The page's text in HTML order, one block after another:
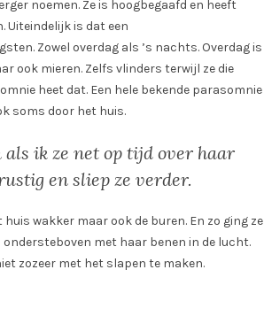
noemen. Ze is hoogbegaafd en heeft
Uiteindelijk is dat een
Zowel overdag als ’s nachts. Overdag is
ook mieren. Zelfs vlinders terwijl ze die
heet dat. Een hele bekende parasomnie
soms door het huis.
ik ze net op tijd over haar
en sliep ze verder.
wakker maar ook de buren. En zo ging ze
met haar benen in de lucht.
zozeer met het slapen te maken.